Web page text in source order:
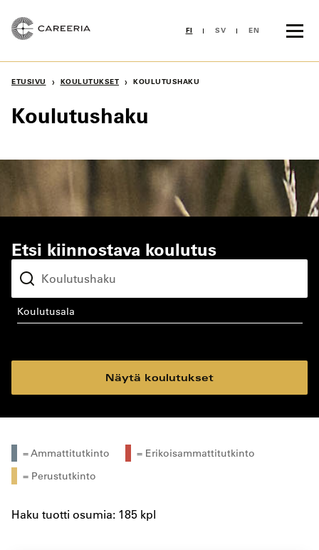
sisältöön
FI SV EN
ETUSIVU › KOULUTUKSET › KOULUTUSHAKU
Koulutushaku
Etsi kiinnostava koulutus
koulutusala
Näytä koulutukset
= Ammattitutkinto
= Erikoisammattitutkinto
= Perustutkinto
Haku tuotti osumia: 185 kpl